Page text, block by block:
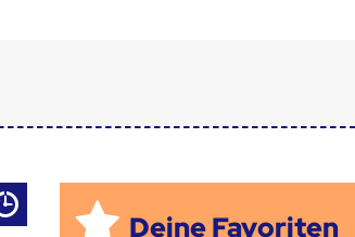
Deine Favoriten